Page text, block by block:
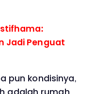
Jadi Penguat
pun kondisinya,